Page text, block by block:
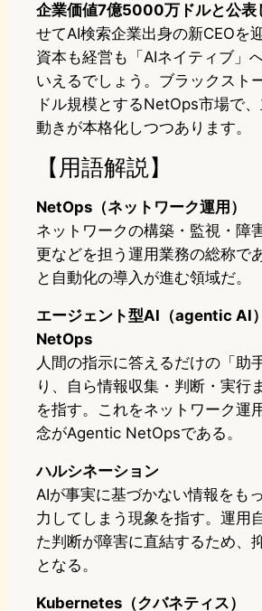
企業価値7億5000万ドルと公表
せてAI検索企業出身の新CEOを
資本も経営も「AIネイティブ」
いえるでしょう。ブラックスト
ドル規模とするNetOps市場で
動きが本格化しつつあります。
【用語解説】
NetOps（ネットワーク運用）
ネットワークの構築・監視・障
更などを担う運用業務の総称で
と自動化の導入が進む領域だ。
エージェント型AI（agentic AI
NetOps
人間の指示に答えるだけの「助
り、自ら情報収集・判断・実行
を指す。これをネットワーク運
念がAgentic NetOpsである。
ハルシネーション
AIが事実に基づかない情報をも
力してしまう現象を指す。運用
た判断が障害に直結するため、
となる。
Kubernetes（クバネティス）